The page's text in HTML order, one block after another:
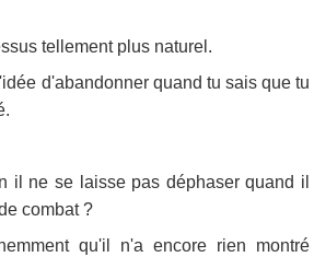
tellement plus naturel.
d'abandonner quand tu sais que tu
il ne se laisse pas déphaser quand il
combat ?
qu'il n'a encore rien montré